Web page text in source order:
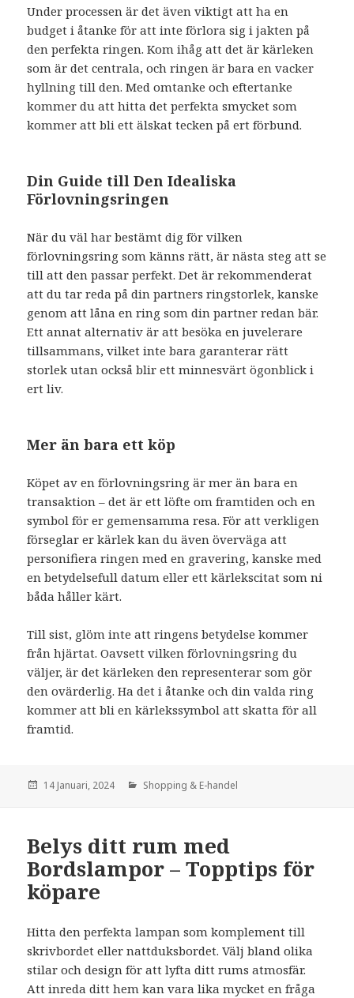
Under processen är det även viktigt att ha en
budget i åtanke för att inte förlora sig i jakten på
den perfekta ringen. Kom ihåg att det är kärleken
som är det centrala, och ringen är bara en vacker
hyllning till den. Med omtanke och eftertanke
kommer du att hitta det perfekta smycket som
kommer att bli ett älskat tecken på ert förbund.
Din Guide till Den Idealiska
Förlovningsringen
När du väl har bestämt dig för vilken
förlovningsring som känns rätt, är nästa steg att se
till att den passar perfekt. Det är rekommenderat
att du tar reda på din partners ringstorlek, kanske
genom att låna en ring som din partner redan bär.
Ett annat alternativ är att besöka en juvelerare
tillsammans, vilket inte bara garanterar rätt
storlek utan också blir ett minnesvärt ögonblick i
ert liv.
Mer än bara ett köp
Köpet av en förlovningsring är mer än bara en
transaktion – det är ett löfte om framtiden och en
symbol för er gemensamma resa. För att verkligen
förseglar er kärlek kan du även överväga att
personifiera ringen med en gravering, kanske med
en betydelsefull datum eller ett kärlekscitat som ni
båda håller kärt.
Till sist, glöm inte att ringens betydelse kommer
från hjärtat. Oavsett vilken förlovningsring du
väljer, är det kärleken den representerar som gör
den ovärderlig. Ha det i åtanke och din valda ring
kommer att bli en kärlekssymbol att skatta för all
framtid.
den
14 Januari, 2024 Kategorier:
Shopping & E-handel
Belys ditt rum med
Bordslampor – Topptips för
köpare
Hitta den perfekta lampan som komplement till
skrivbordet eller nattduksbordet. Välj bland olika
stilar och design för att lyfta ditt rums atmosfär.
Att inreda ditt hem kan vara lika mycket en fråga